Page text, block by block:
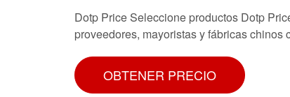
Dotp Price Seleccione productos Dotp
proveedores, mayoristas y fábricas
OBTENER PRECIO